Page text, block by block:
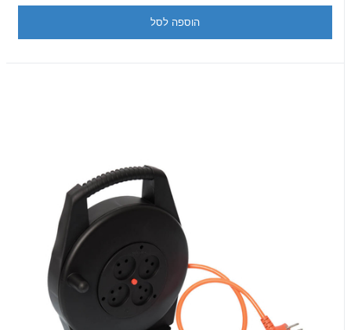
הוספה לסל